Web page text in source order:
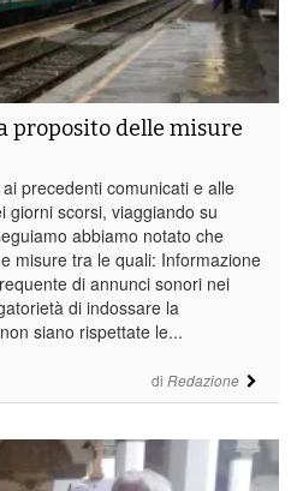
di Redazione
proposito delle misure
precedenti comunicati e alle
giorni scorsi, viaggiando su
abbiamo notato che
misure tra le quali: Informazione
di annunci sonori nei
di indossare la
siano rispettate le...